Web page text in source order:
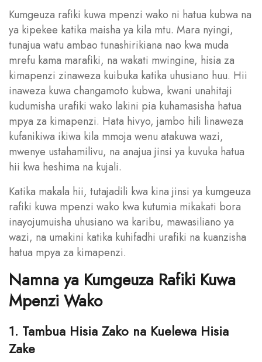
Kumgeuza rafiki kuwa mpenzi wako ni hatua kubwa na
ya kipekee katika maisha ya kila mtu. Mara nyingi,
tunajua watu ambao tunashirikiana nao kwa muda
mrefu kama marafiki, na wakati mwingine, hisia za
kimapenzi zinaweza kuibuka katika uhusiano huu. Hii
inaweza kuwa changamoto kubwa, kwani unahitaji
kudumisha urafiki wako lakini pia kuhamasisha hatua
mpya za kimapenzi. Hata hivyo, jambo hili linaweza
kufanikiwa ikiwa kila mmoja wenu atakuwa wazi,
mwenye ustahamilivu, na anajua jinsi ya kuvuka hatua
hii kwa heshima na kujali.
Katika makala hii, tutajadili kwa kina jinsi ya kumgeuza
rafiki kuwa mpenzi wako kwa kutumia mikakati bora
inayojumuisha uhusiano wa karibu, mawasiliano ya
wazi, na umakini katika kuhifadhi urafiki na kuanzisha
hatua mpya za kimapenzi.
Namna ya Kumgeuza Rafiki Kuwa
Mpenzi Wako
1. Tambua Hisia Zako na Kuelewa Hisia
Zake